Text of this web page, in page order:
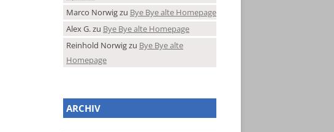
Marco Norwigzu Bye Bye alte Homepage
Alex G.zu Bye Bye alte Homepage
Reinhold Norwigzu Bye Bye alte
Homepage
ARCHIV